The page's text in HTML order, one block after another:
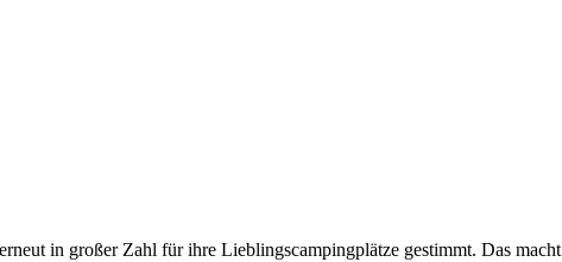
in großer Zahl für ihre Lieblingscampingplätze gestimmt. Das macht